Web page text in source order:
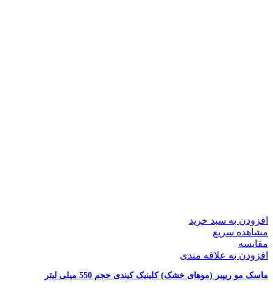
افزودن به سبد خرید
مشاهده سریع
مقایسه
افزودن به علاقه مندی
ماسک مو ریپیر (موهای خشک) کلینیک کیندی حجم 550 میلی لیتر